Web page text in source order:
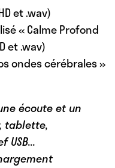
et .wav)
« Calme Profond
et .wav)
ondes cérébrales »
écoute et un
tablette,